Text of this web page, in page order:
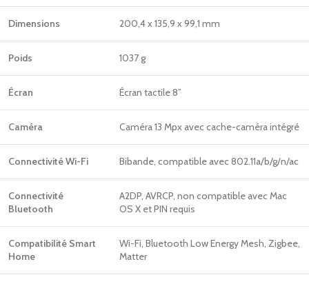
Dimensions 200,4 x 135,9 x 99,1 mm
Poids 1037 g
Écran Écran tactile 8”
Caméra Caméra 13 Mpx avec cache-caméra intégré
Connectivité Wi-Fi Bibande, compatible avec 802.11a/b/g/n/ac
Connectivité
Bluetooth
A2DP, AVRCP, non compatible avec Mac
OS X et PIN requis
Compatibilité Smart
Home
Wi-Fi, Bluetooth Low Energy Mesh, Zigbee,
Matter